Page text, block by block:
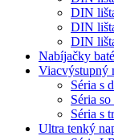
DIN
DIN
DIN
Nabíjačky
Viacvýstupný
Séria s
Séria
Séria s
Ultra tenký